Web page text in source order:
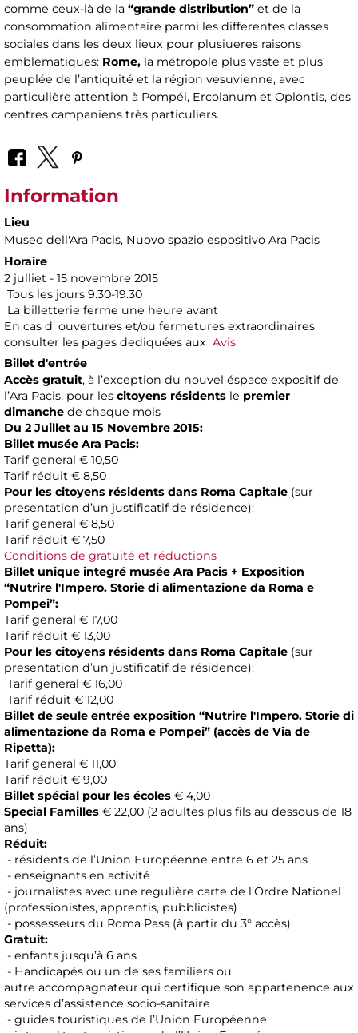
comme ceux-là de la “grande distribution” et de la
consommation alimentaire parmi les differentes classes
sociales dans les deux lieux pour plusiueres raisons
emblematiques: Rome, la métropole plus vaste et plus
peuplée de l’antiquité et la région vesuvienne, avec
particulière attention à Pompéi, Ercolanum et Oplontis, des
centres campaniens très particuliers.
Information
Lieu
Museo dell'Ara Pacis, Nuovo spazio espositivo Ara Pacis
Horaire
2 julliet - 15 novembre 2015
Tous les jours 9.30-19.30
La billetterie ferme une heure avant
En cas d’ ouvertures et/ou fermetures extraordinaires
consulter les pages dediquées aux Avis
Billet d'entrée
Accès gratuit, à l’exception du nouvel éspace expositif de
l’Ara Pacis, pour les citoyens résidents le premier
dimanche de chaque mois
Du 2 Juillet au 15 Novembre 2015:
Billet musée Ara Pacis:
Tarif general € 10,50
Tarif réduit € 8,50
Pour les citoyens résidents dans Roma Capitale (sur
presentation d’un justificatif de résidence):
Tarif general € 8,50
Tarif réduit € 7,50
Conditions de gratuité et réductions
Billet unique integré musée Ara Pacis + Exposition
“Nutrire l'Impero. Storie di alimentazione da Roma e
Pompei”:
Tarif general € 17,00
Tarif réduit € 13,00
Pour les citoyens résidents dans Roma Capitale (sur
presentation d’un justificatif de résidence):
Tarif general € 16,00
Tarif réduit € 12,00
Billet de seule entrée exposition “Nutrire l'Impero. Storie di
alimentazione da Roma e Pompei” (accès de Via de
Ripetta):
Tarif general € 11,00
Tarif réduit € 9,00
Billet spécial pour les écoles € 4,00
Special Familles € 22,00 (2 adultes plus fils au dessous de 18
ans)
Réduit:
- résidents de l’Union Européenne entre 6 et 25 ans
- enseignants en activité
- journalistes avec une regulière carte de l’Ordre Nationel
(professionistes, apprentis, pubblicistes)
- possesseurs du Roma Pass (à partir du 3° accès)
Gratuit:
- enfants jusqu’à 6 ans
- Handicapés ou un de ses familiers ou
autre accompagnateur qui certifique son appartenence aux
services d’assistence socio-sanitaire
- guides touristiques de l’Union Européenne